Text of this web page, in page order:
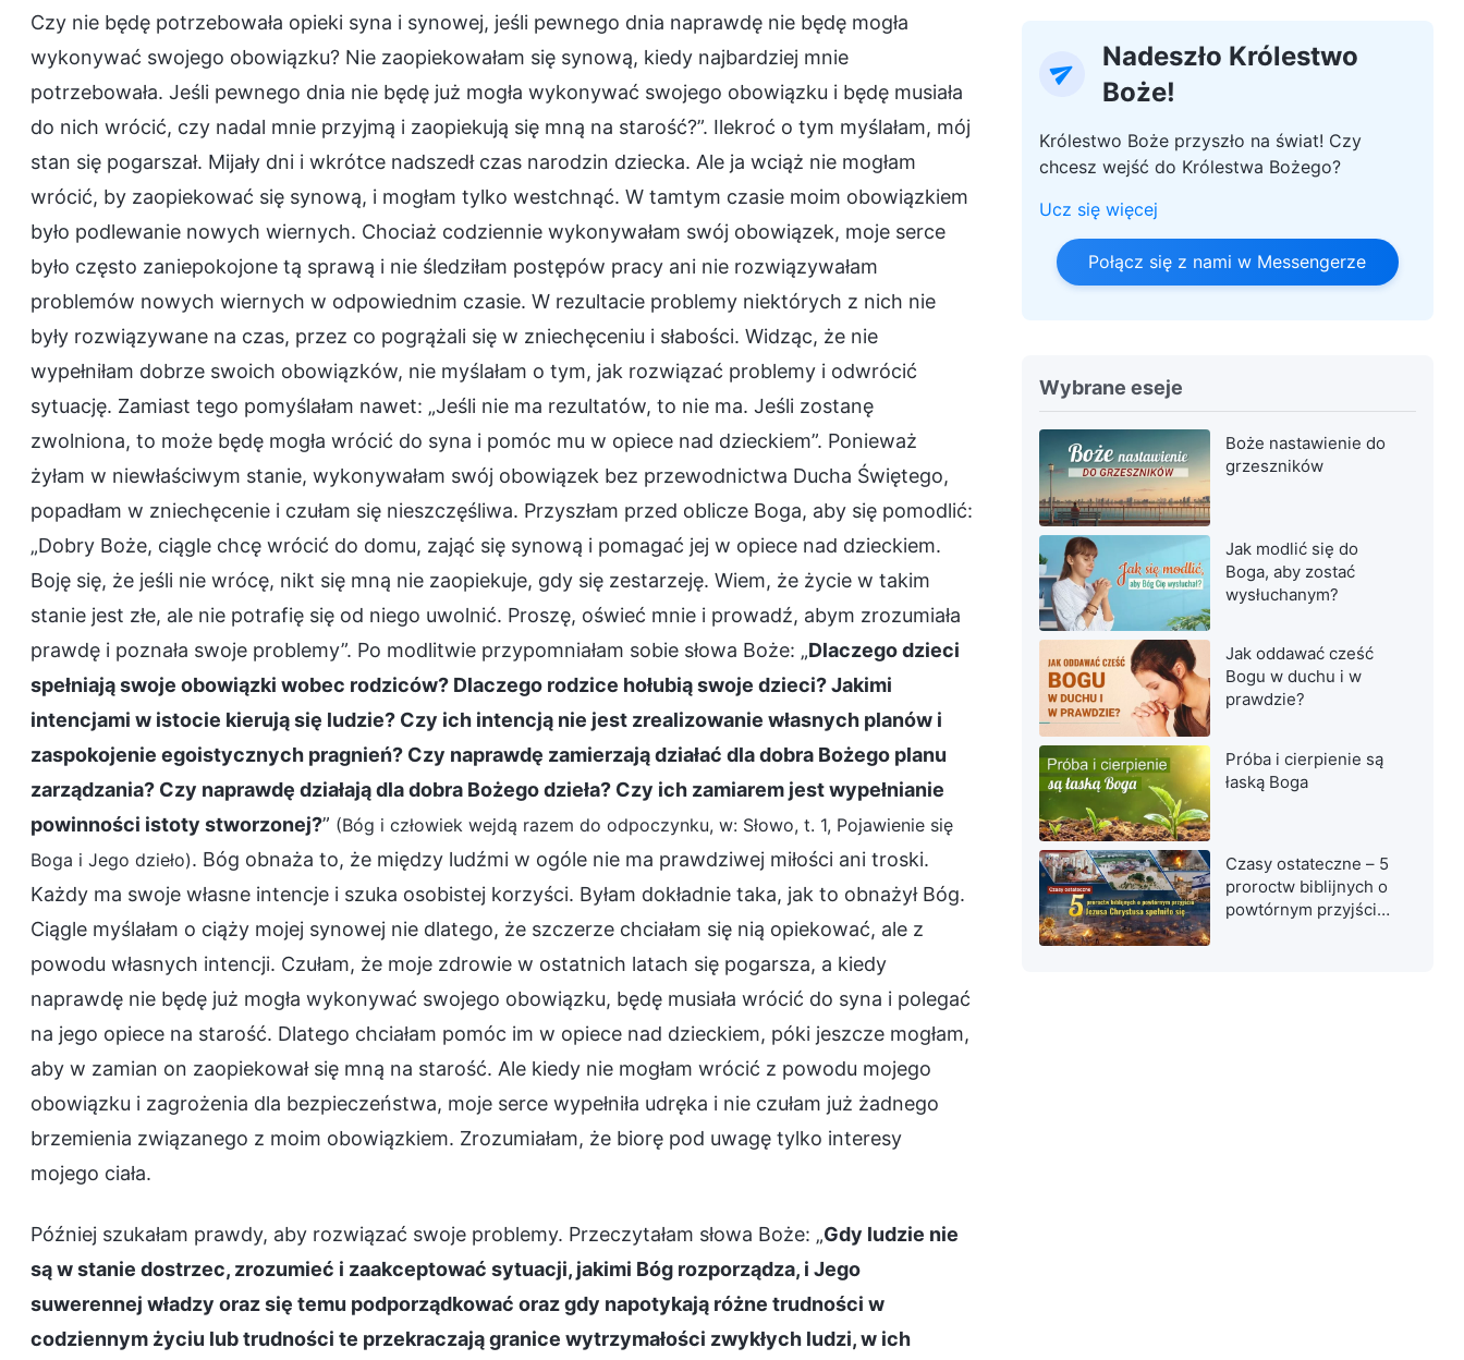
Czy nie będę potrzebowała opieki syna i synowej, jeśli pewnego dnia naprawdę nie będę mogła
wykonywać swojego obowiązku? Nie zaopiekowałam się synową, kiedy najbardziej mnie
potrzebowała. Jeśli pewnego dnia nie będę już mogła wykonywać swojego obowiązku i będę musiała
do nich wrócić, czy nadal mnie przyjmą i zaopiekują się mną na starość?”. Ilekroć o tym myślałam, mój
stan się pogarszał. Mijały dni i wkrótce nadszedł czas narodzin dziecka. Ale ja wciąż nie mogłam
wrócić, by zaopiekować się synową, i mogłam tylko westchnąć. W tamtym czasie moim obowiązkiem
było podlewanie nowych wiernych. Chociaż codziennie wykonywałam swój obowiązek, moje serce
było często zaniepokojone tą sprawą i nie śledziłam postępów pracy ani nie rozwiązywałam
problemów nowych wiernych w odpowiednim czasie. W rezultacie problemy niektórych z nich nie
były rozwiązywane na czas, przez co pogrążali się w zniechęceniu i słabości. Widząc, że nie
wypełniłam dobrze swoich obowiązków, nie myślałam o tym, jak rozwiązać problemy i odwrócić
sytuację. Zamiast tego pomyślałam nawet: „Jeśli nie ma rezultatów, to nie ma. Jeśli zostanę
zwolniona, to może będę mogła wrócić do syna i pomóc mu w opiece nad dzieckiem”. Ponieważ
żyłam w niewłaściwym stanie, wykonywałam swój obowiązek bez przewodnictwa Ducha Świętego,
popadłam w zniechęcenie i czułam się nieszczęśliwa. Przyszłam przed oblicze Boga, aby się pomodlić:
„Dobry Boże, ciągle chcę wrócić do domu, zająć się synową i pomagać jej w opiece nad dzieckiem.
Boję się, że jeśli nie wrócę, nikt się mną nie zaopiekuje, gdy się zestarzeję. Wiem, że życie w takim
stanie jest złe, ale nie potrafię się od niego uwolnić. Proszę, oświeć mnie i prowadź, abym zrozumiała
prawdę i poznała swoje problemy”. Po modlitwie przypomniałam sobie słowa Boże: „Dlaczego dzieci
spełniają swoje obowiązki wobec rodziców? Dlaczego rodzice hołubią swoje dzieci? Jakimi
intencjami w istocie kierują się ludzie? Czy ich intencją nie jest zrealizowanie własnych planów i
zaspokojenie egoistycznych pragnień? Czy naprawdę zamierzają działać dla dobra Bożego planu
zarządzania? Czy naprawdę działają dla dobra Bożego dzieła? Czy ich zamiarem jest wypełnianie
powinności istoty stworzonej?” (Bóg i człowiek wejdą razem do odpoczynku, w: Słowo, t. 1, Pojawienie się
Boga i Jego dzieło). Bóg obnaża to, że między ludźmi w ogóle nie ma prawdziwej miłości ani troski.
Każdy ma swoje własne intencje i szuka osobistej korzyści. Byłam dokładnie taka, jak to obnażył Bóg.
Ciągle myślałam o ciąży mojej synowej nie dlatego, że szczerze chciałam się nią opiekować, ale z
powodu własnych intencji. Czułam, że moje zdrowie w ostatnich latach się pogarsza, a kiedy
naprawdę nie będę już mogła wykonywać swojego obowiązku, będę musiała wrócić do syna i polegać
na jego opiece na starość. Dlatego chciałam pomóc im w opiece nad dzieckiem, póki jeszcze mogłam,
aby w zamian on zaopiekował się mną na starość. Ale kiedy nie mogłam wrócić z powodu mojego
obowiązku i zagrożenia dla bezpieczeństwa, moje serce wypełniła udręka i nie czułam już żadnego
brzemienia związanego z moim obowiązkiem. Zrozumiałam, że biorę pod uwagę tylko interesy
mojego ciała.
Później szukałam prawdy, aby rozwiązać swoje problemy. Przeczytałam słowa Boże: „Gdy ludzie nie
są w stanie dostrzec, zrozumieć i zaakceptować sytuacji, jakimi Bóg rozporządza, i Jego
suwerennej władzy oraz się temu podporządkować oraz gdy napotykają różne trudności w
codziennym życiu lub trudności te przekraczają granice wytrzymałości zwykłych ludzi, w ich
Nadeszło Królestwo
Boże!
Królestwo Boże przyszło na świat! Czy
chcesz wejść do Królestwa Bożego?
Ucz się więcej
Połącz się z nami w Messengerze
Wybrane eseje
Boże nastawienie do
grzeszników
Jak modlić się do
Boga, aby zostać
wysłuchanym?
Jak oddawać cześć
Bogu w duchu i w
prawdzie?
Próba i cierpienie są
łaską Boga
Czasy ostateczne – 5
proroctw biblijnych o
powtórnym przyjściu